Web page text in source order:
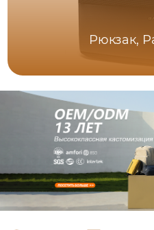
Рюкзак,